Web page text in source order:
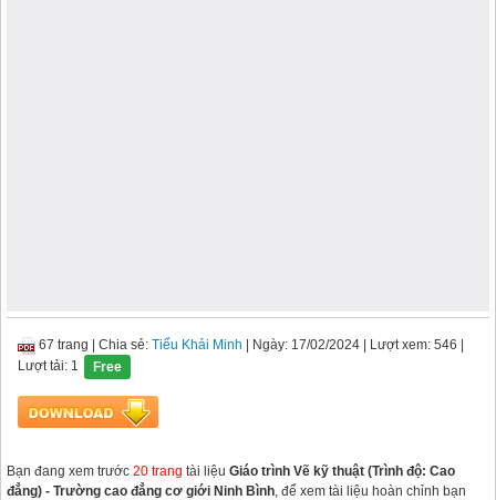
67 trang Chia sẻ: Tiểu Khải Minh | Ngày: 17/02/2024 | Lượt xem: 546
Lượt tải: 1
Free
Bạn đang xem trước 20 trang tài liệu Giáo trình Vẽ kỹ thuật (Trình độ: Cao
đẳng) - Trường cao đẳng cơ giới Ninh Bình, để xem tài liệu hoàn chỉnh bạn